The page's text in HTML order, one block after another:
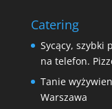
Catering
Sycący, szybki
na telefon.
Tanie
Warszawa